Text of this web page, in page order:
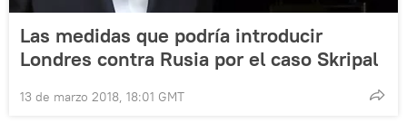
Las medidas que podría introducir
Londres contra Rusia por el caso Skripal
13 de marzo 2018, 18:01 GMT